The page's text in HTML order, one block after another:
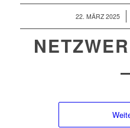
22. MÄRZ 2025
/